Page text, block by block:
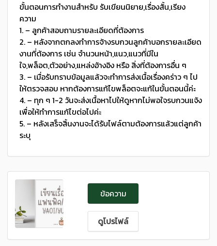
ขั้นตอนการทำงานสำหรับ รับเขียนนิยาย,เรื่องสั้น,เรียง
ความ
1. – ลูกค้าสอบถามรายละเอียดที่ต้องการ
2. – หลังจากตกลงทำการจ้างรบกวนลูกค้าบอกรายละเอียด
งานที่ต้องการ เช่น จำนวนหน้า,แนว,แนวที่มีใน
ใจ,พล็อต,ตัวอย่าง,แหล่งอ้างอิง หรือ สิ่งที่ต้องการอื่น ๆ
3. – เมื่อรับทราบข้อมูลแล้วจะทำการส่งเนื้อเรื่องคร่าว ๆ ไป
ให้ตรวจสอบ หากต้องการแก้ไขพล็อตจะแก้ในขั้นตอนนี้ค่ะ
4. – ทุก ๆ 1-2 วันจะส่งเนื้อหาไปให้ดูหากไม่พอใจรบกวนแจ้ง
เพื่อให้ทำการแก้ไขต่อไปค่ะ
5. – หลังเสร็จสิ้นงานจะได้รับไฟล์ตามต้องการแล้วแต่ลูกค้า
ระบุ
ข้อความ
ดูโปรไฟล์